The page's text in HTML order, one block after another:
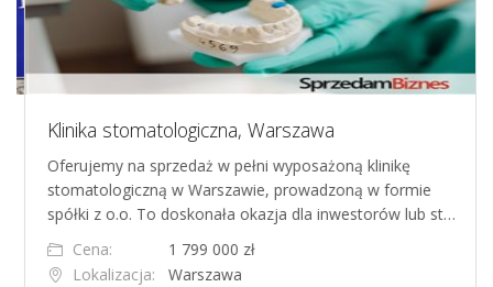
Klinika stomatologiczna, Warszawa
Oferujemy na sprzedaż w pełni wyposażoną klinikę
stomatologiczną w Warszawie, prowadzoną w formie
spółki z o.o. To doskonała okazja dla inwestorów lub st…
Cena:
1 799 000 zł
Lokalizacja:
Warszawa